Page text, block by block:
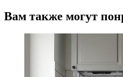
Вам также могут